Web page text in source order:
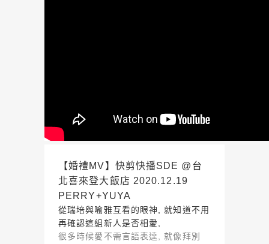
【婚禮MV】快剪快播SDE @台
北喜來登大飯店 2020.12.19
PERRY+YUYA
從瑞培與喻雅互看的眼神, 就知道不用
再確認這組新人是否相愛,
很多時候愛不需言語表達, 就像拜別